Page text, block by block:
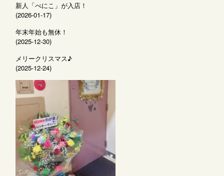
新人「べにこ」が入店！
(2026-01-17)
年末年始も無休！
(2025-12-30)
メリークリスマス♪
(2025-12-24)